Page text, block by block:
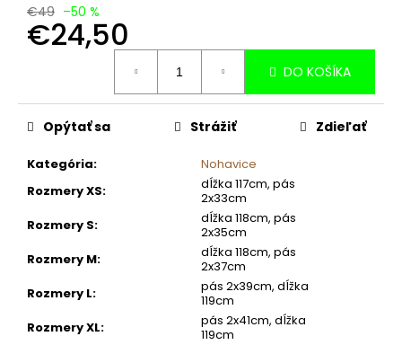
€49 –50 %
€24,50
DO KOŠÍKA
Kategória:
Nohavice
Rozmery XS:
dĺžka 117cm, pás
2x33cm
Rozmery S:
dĺžka 118cm, pás
2x35cm
Rozmery M:
dĺžka 118cm, pás
2x37cm
Rozmery L:
pás 2x39cm, dĺžka
119cm
Rozmery XL:
pás 2x41cm, dĺžka
119cm
Opýtať sa Strážiť Zdieľať